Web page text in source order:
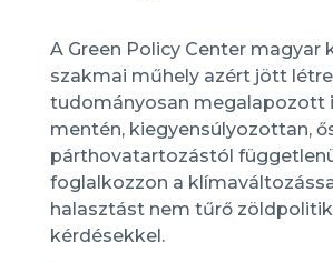
A Green Policy Center magyar
szakmai műhely azért jött
tudományosan megalapozott
mentén, kiegyensúlyozottan,
párthovatartozástól
foglalkozzon a
halasztást nem tűrő
kérdésekkel.